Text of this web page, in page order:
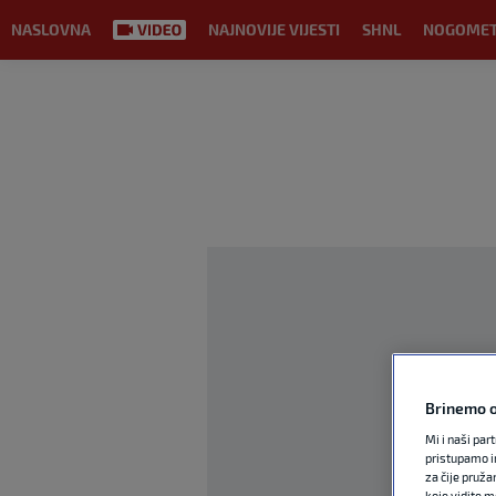
NASLOVNA NAJNOVIJE VIJESTI SHNL
Brinemo
Mi i naši
pristupamo
za čije